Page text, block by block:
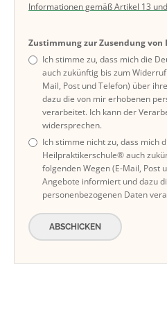
Informationen gemäß Artikel 13
Zustimmung zur Zusendung
Ich stimme zu, dass mich die
auch zukünftig bis zum
Mail, Post und Telefon) über
dazu die von mir erhobenen
verarbeitet. Ich kann der
widersprechen.
Ich stimme nicht zu, dass mich
Heilpraktikerschule® auch
folgenden Wegen (E-Mail, Post
Angebote informiert und dazu
personenbezogenen Daten
ABSCHICKEN